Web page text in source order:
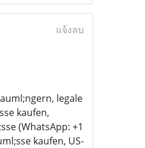
แจ้งลบ
legale
kaufen,
(WhatsApp: +1
kaufen, US-